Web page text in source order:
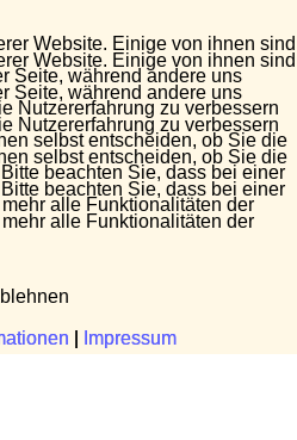
Website. Einige von ihnen sind
Seite, während andere uns
Nutzererfahrung zu verbessern
selbst entscheiden, ob Sie die
beachten Sie, dass bei einer
alle Funktionalitäten der
Impressum
Website. Einige von ihnen sind
Seite, während andere uns
Nutzererfahrung zu verbessern
selbst entscheiden, ob Sie die
beachten Sie, dass bei einer
alle Funktionalitäten der
Impressum